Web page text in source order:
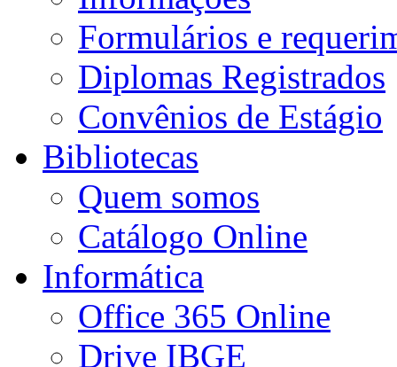
Formulários e
Diplomas Registrados
Convênios de Estágio
Bibliotecas
Quem somos
Catálogo Online
Informática
Office 365 Online
Drive IBGE